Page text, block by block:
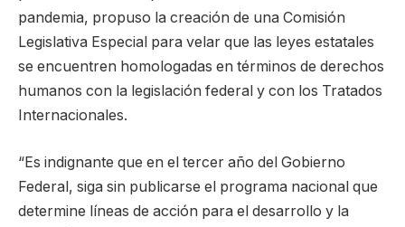
pandemia, propuso la creación de una Comisión
Legislativa Especial para velar que las leyes estatales
se encuentren homologadas en términos de derechos
humanos con la legislación federal y con los Tratados
Internacionales.
“Es indignante que en el tercer año del Gobierno
Federal, siga sin publicarse el programa nacional que
determine líneas de acción para el desarrollo y la